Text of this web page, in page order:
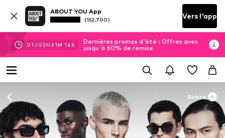
ABOUT YOU App
(152.700) Vers l'app
01J 02H 31M 12 S
Dernières promos d'été : Offres avec
jusqu'à 60% de remise
Suivre